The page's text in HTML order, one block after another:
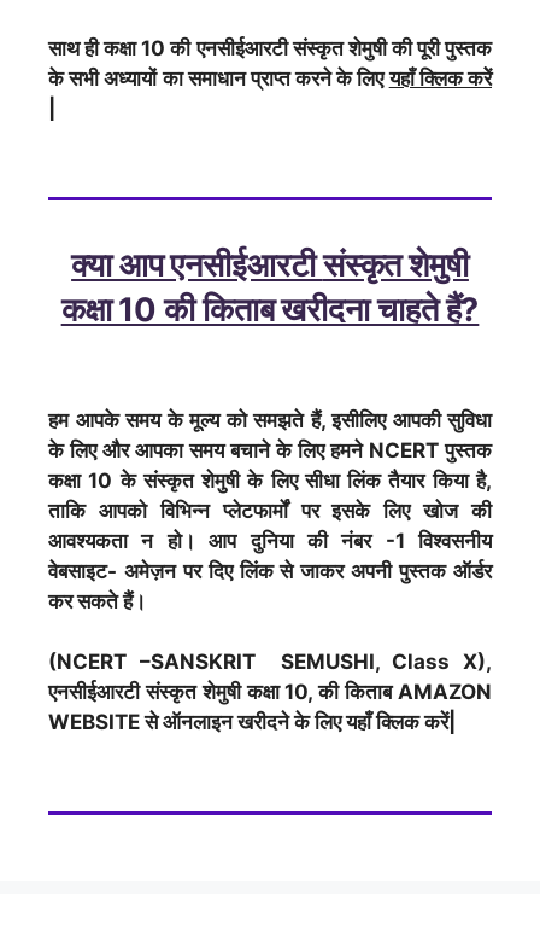
साथ ही कक्षा 10 की एनसीईआरटीसंस्कृत शेमुषीकी पूरी पुस्तक
के सभी अध्यायों का समाधान प्राप्त करने के लिएयहाँ क्लिक करेें
क्या आप एनसीईआरटीसंस्कृत शेमुषी
कक्षा 10 की किताब खरीदना चाहते हैं?
हम आपके समय के मूल्य को समझते हैं, इसीलिए आपकी सुविधा
के लिए और आपका समय बचाने के लिए हमने NCERT पुस्तक
कक्षा 10 केसंस्कृत शेमुषीके लिए सीधा लिंक तैयार किया है,
ताकि आपको विभिन्न प्लेटफार्मों पर इसके लिए खोज की
आवश्यकता न हो। आप दुनिया की नंबर -1 विश्वसनीय
वेबसाइट- अमेज़न पर दिए लिंक से जाकर अपनी पुस्तक ऑर्डर
कर सकते हैं।
(NCERT –SANSKRIT SEMUSHI, Class X),
एनसीईआरटीसंस्कृत शेमुषीकक्षा 10, की किताब AMAZON
WEBSITE से ऑनलाइन खरीदने के लिए यहाँ क्लिक करें|